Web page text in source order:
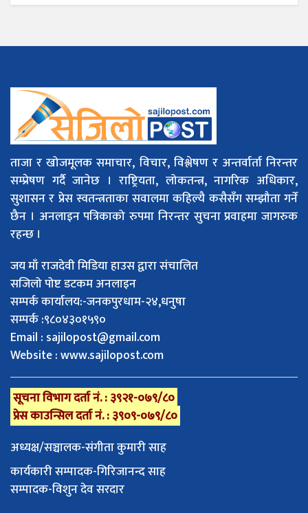
ताजा र खोजमूलक समाचार, विचार, विश्लेषण र अन्तर्वार्ता निरन्तर
सम्प्रेषण गर्दै जानेछ । राष्ट्रियता, लोकतन्त्र, नागरिक अधिकार,
सुशासन र प्रेस स्वतन्त्रताका सवालमा कहिल्यै कसैसँग सम्झौता गर्ने
छैन । अनलाइन पत्रिकाको रुपमा निरन्तर सुचना प्रवाहमा जागरुक
रहन्छ ।
जय माँ राजदेवी मिडिया हाउस द्वारा संचालित
सजिलो पोष्ट डटकम अनलाइन
सम्पर्क कार्यालय:-जनकपुरधाम-२४,धनुषा
सम्पर्क :९८०४३०१५९०
Email : sajilopost@gmail.com
Website : www.sajilopost.com
सूचना विभाग दर्ता नं. : ३९२१-०७९/८०
प्रेस काउन्सिल दर्ता नं. : ३९०९-०७९/८०
अध्यक्ष/सञ्चालक-संगीता कुमारी साह
कार्यकारी सम्पादक-गिरिजानन्द साह
सम्पादक-विशुन देव सरदार